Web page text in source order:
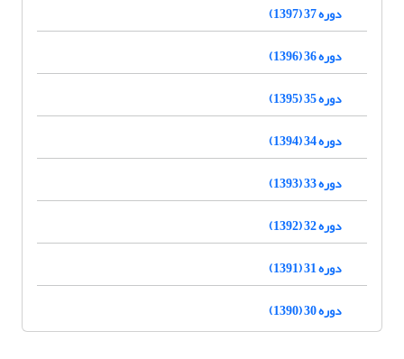
دوره 37 (1397)
دوره 36 (1396)
دوره 35 (1395)
دوره 34 (1394)
دوره 33 (1393)
دوره 32 (1392)
دوره 31 (1391)
دوره 30 (1390)